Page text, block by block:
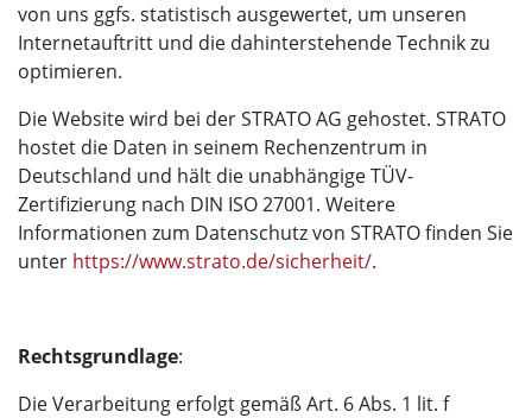
von uns ggfs. statistisch ausgewertet, um unseren
Internetauftritt und die dahinterstehende Technik zu
optimieren.
Die Website wird bei der STRATO AG gehostet. STRATO
hostet die Daten in seinem Rechenzentrum in
Deutschland und hält die unabhängige TÜV-
Zertifizierung nach DIN ISO 27001. Weitere
Informationen zum Datenschutz von STRATO finden Sie
unter https://www.strato.de/sicherheit/.
Rechtsgrundlage:
Die Verarbeitung erfolgt gemäß Art. 6 Abs. 1 lit. f